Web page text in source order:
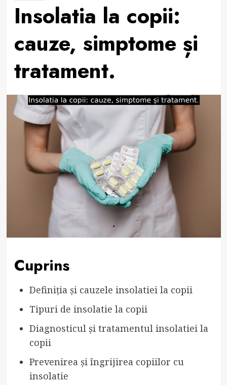
Insolatia la copii:
cauze, simptome și
tratament.
Cuprins
Definiția și cauzele insolatiei la copii
Tipuri de insolatie la copii
Diagnosticul și tratamentul insolatiei la
copii
Prevenirea și îngrijirea copiilor cu
insolatie